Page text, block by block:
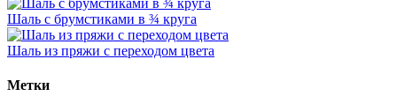
Шаль с брумстиками в ¾ круга
Шаль из пряжи с переходом цвета
Метки